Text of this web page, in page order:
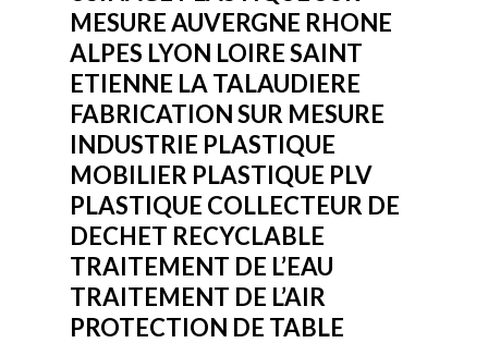
MESURE AUVERGNE RHONE
ALPES LYON LOIRE SAINT
ETIENNE LA TALAUDIERE
FABRICATION SUR MESURE
INDUSTRIE PLASTIQUE
MOBILIER PLASTIQUE PLV
PLASTIQUE COLLECTEUR DE
DECHET RECYCLABLE
TRAITEMENT DE L’EAU
TRAITEMENT DE L’AIR
PROTECTION DE TABLE